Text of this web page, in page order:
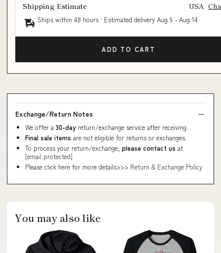
Shipping Estimate USA
Ships within 48 hours · Estimated delivery Aug 9 - Aug 14
ADD TO CART
Exchange/Return Notes
We offer a 30-day return/exchange service after receiving.
Final sale items are not eligible for returns or exchanges.
To process your return/exchange, please contact us at
[email protected]
Please click here for more details>>> Return & Exchange Policy
You may also like